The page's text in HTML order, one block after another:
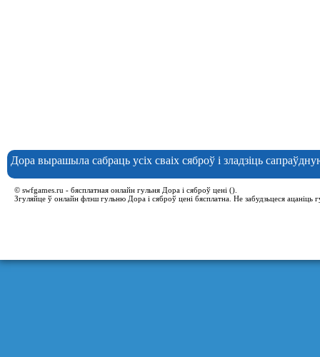
Дора вырашыла сабраць усіх сваіх сяброў і зладзіць
© swfgames.ru - бясплатная онлайн гульня Дора і сяброў цені ().
Згуляйце ў онлайн флэш гульню Дора і сяброў цені бясплатна. Не забудзьцеся ацаніць